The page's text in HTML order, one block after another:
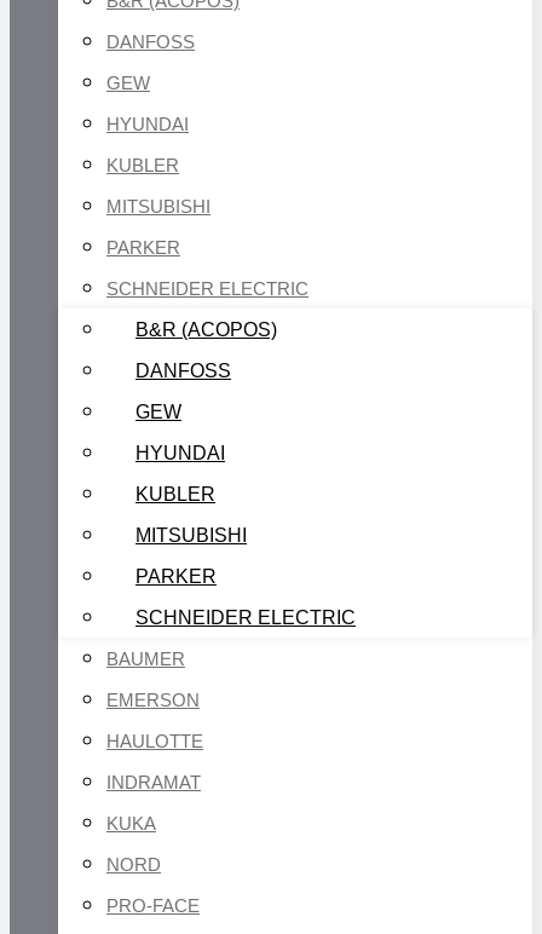
DANFOSS
GEW
HYUNDAI
KUBLER
MITSUBISHI
PARKER
SCHNEIDER ELECTRIC
B&R (ACOPOS)
DANFOSS
GEW
HYUNDAI
KUBLER
MITSUBISHI
PARKER
SCHNEIDER ELECTRIC
BAUMER
EMERSON
HAULOTTE
INDRAMAT
KUKA
NORD
PRO-FACE